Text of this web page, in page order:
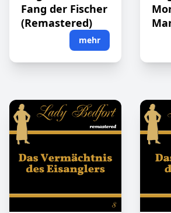
Fang der Fischer
(Remastered)
mehr